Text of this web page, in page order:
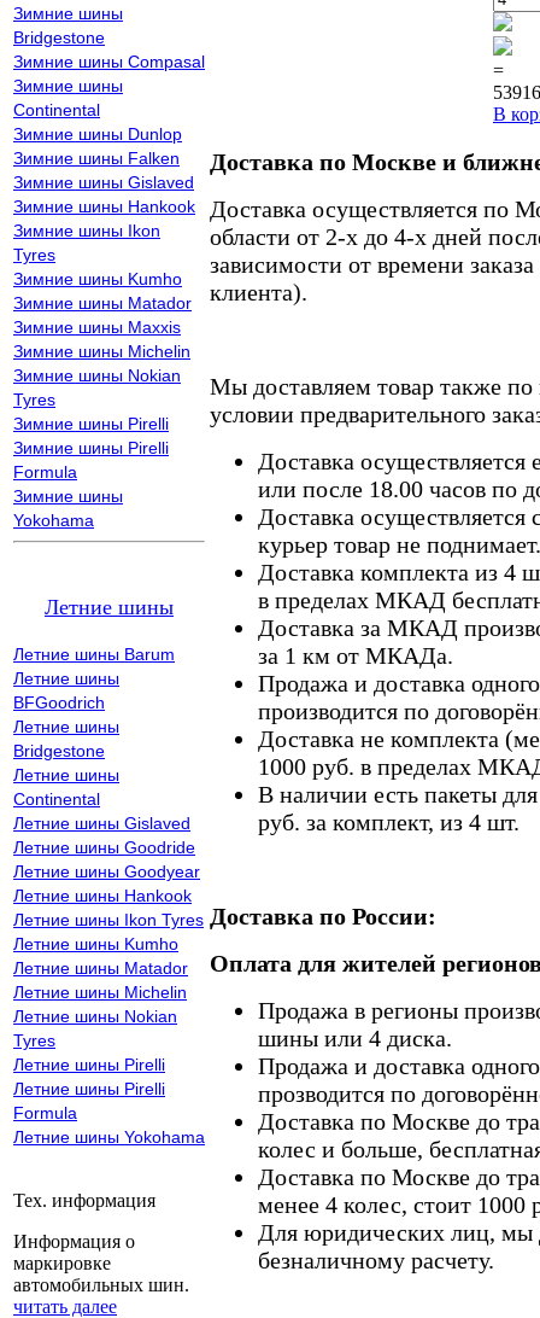
Зимние шины
Bridgestone
Зимние шины Compasal
Зимние шины
Continental
Зимние шины Dunlop
Зимние шины Falken
Зимние шины Gislaved
Зимние шины Hankook
Зимние шины Ikon
Tyres
Зимние шины Kumho
Зимние шины Matador
Зимние шины Maxxis
Зимние шины Michelin
Зимние шины Nokian
Tyres
Зимние шины Pirelli
Зимние шины Pirelli
Formula
Зимние шины
Yokohama
Летние шины
Летние шины Barum
Летние шины
BFGoodrich
Летние шины
Bridgestone
Летние шины
Continental
Летние шины Gislaved
Летние шины Goodride
Летние шины Goodyear
Летние шины Hankook
Летние шины Ikon Tyres
Летние шины Kumho
Летние шины Matador
Летние шины Michelin
Летние шины Nokian
Tyres
Летние шины Pirelli
Летние шины Pirelli
Formula
Летние шины Yokohama
Тех. информация
Информация о
маркировке
автомобильных шин.
читать далее
=
В
Доставка по Москве и
Доставка осуществляется по
области от 2-х до 4-х дней
зависимости от времени
клиента).
Мы доставляем товар также
условии предварительного
Доставка осуществляется
или после 18.00 часов по
Доставка осуществляется
курьер товар не поднимает.
Доставка комплекта из 4
в пределах МКАД
Доставка за МКАД
за 1 км от МКАДа.
Продажа и доставка
производится по
Доставка не комплекта
1000 руб. в пределах
В наличии есть пакеты
руб. за комплект, из 4 шт.
Доставка по России:
Оплата для жителей
Продажа в регионы
шины или 4 диска.
Продажа и доставка
прозводится по
Доставка по Москве до
колес и больше,
Доставка по Москве до
менее 4 колес, стоит 1000
Для юридических лиц, мы
безналичному расчету.